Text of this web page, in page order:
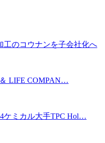
工のコウナンを子会社化へ
LIFE COMPAN…
ケミカル大手TPC Hol…